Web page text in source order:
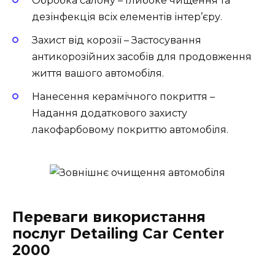
дезінфекція всіх елементів інтер’єру.
Захист від корозії – Застосування
антикорозійних засобів для продовження
життя вашого автомобіля.
Нанесення керамічного покриття –
Надання додаткового захисту
лакофарбовому покриттю автомобіля.
Переваги використання
послуг Detailing Car Center
2000